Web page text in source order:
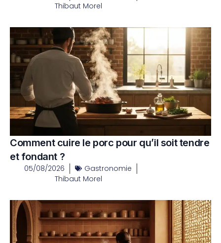
Thibaut Morel
Comment cuire le porc pour qu’il soit tendre
et fondant ?
05/08/2026
Gastronomie
Thibaut Morel